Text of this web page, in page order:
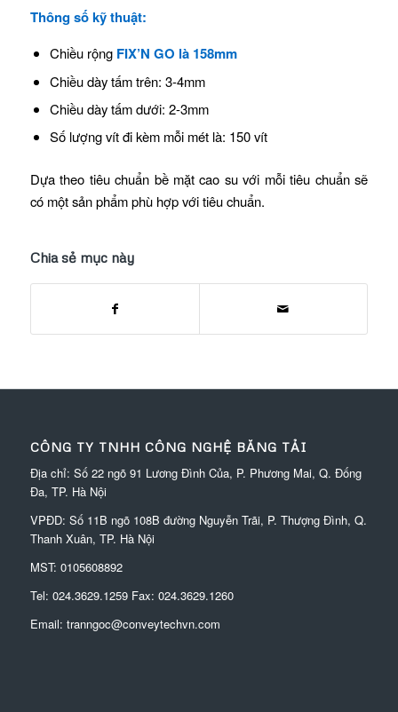
Thông số kỹ thuật:
Chiều rộng FIX’N GO là 158mm
Chiều dày tấm trên: 3-4mm
Chiều dày tấm dưới: 2-3mm
Số lượng vít đi kèm mỗi mét là: 150 vít
Dựa theo tiêu chuẩn bề mặt cao su với mỗi tiêu chuẩn sẽ
có một sản phẩm phù hợp với tiêu chuẩn.
Chia sẻ mục này
CÔNG TY TNHH CÔNG NGHỆ BĂNG TẢI
Địa chỉ: Số 22 ngõ 91 Lương Đình Của, P. Phương Mai, Q. Đống
Đa, TP. Hà Nội
VPĐD: Số 11B ngõ 108B đường Nguyễn Trãi, P. Thượng Đình, Q.
Thanh Xuân, TP. Hà Nội
MST: 0105608892
Tel: 024.3629.1259Fax: 024.3629.1260
Email: tranngoc@conveytechvn.com